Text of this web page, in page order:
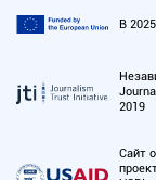
В
2019
Сайт